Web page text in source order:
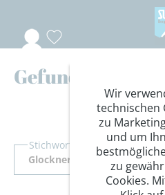
Gefundene Reisen
Stichwort Suche
Wir
technischen
zu
und um
zu
Cookies.